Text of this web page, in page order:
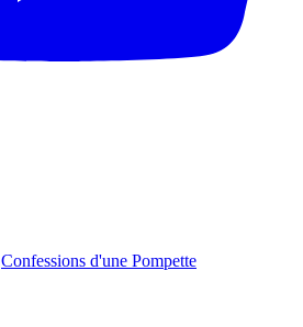
Confessions d'une Pompette